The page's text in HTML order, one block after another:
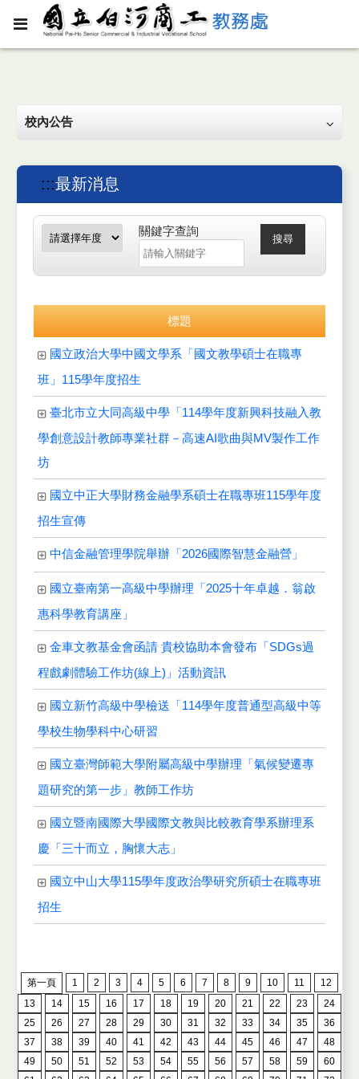
校內公告
:::最新消息
關鍵字查詢
搜尋
標題
國立政治大學中國文學系「國文教學碩士在職專
班」115學年度招生
臺北市立大同高級中學「114學年度新興科技融入教
學創意設計教師專業社群－高速AI歌曲與MV製作工作
坊
國立中正大學財務金融學系碩士在職專班115學年度
招生宣傳
中信金融管理學院舉辦「2026國際智慧金融營」
國立臺南第一高級中學辦理「2025十年卓越．翁啟
惠科學教育講座」
金車文教基金會函請 貴校協助本會發布「SDGs過
程戲劇體驗工作坊(線上)」活動資訊
國立新竹高級中學檢送「114學年度普通型高級中等
學校生物學科中心研習
國立臺灣師範大學附屬高級中學辦理「氣候變遷專
題研究的第一步」教師工作坊
國立暨南國際大學國際文教與比較教育學系辦理系
慶「三十而立，胸懷大志」
國立中山大學115學年度政治學研究所碩士在職專班
招生
第一頁 1 2 3 4 5 6 7 8 9 10 11
12
13
14 15 16 17 18 19 20 21 22 23
24
25
26 27 28 29 30 31 32 33 34 35
36
37
38 39 40 41 42 43 44 45 46 47
48
49
50 51 52 53 54 55 56 57 58 59
60